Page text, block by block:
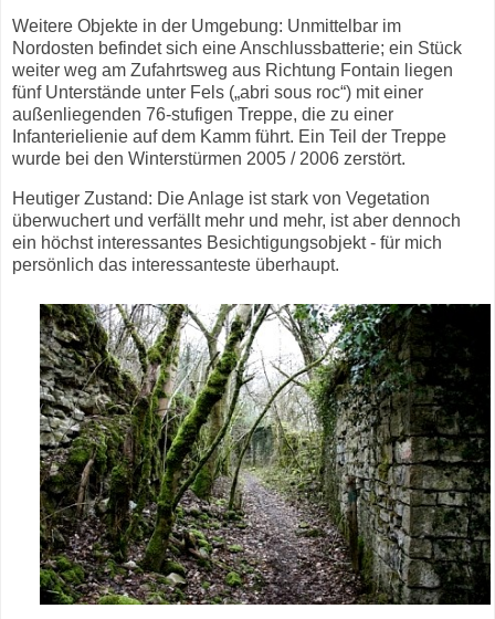
Weitere Objekte in der Umgebung: Unmittelbar im
Nordosten befindet sich eine Anschlussbatterie; ein Stück
weiter weg am Zufahrtsweg aus Richtung Fontain liegen
fünf Unterstände unter Fels („abri sous roc“) mit einer
außenliegenden 76-stufigen Treppe, die zu einer
Infanterielienie auf dem Kamm führt. Ein Teil der Treppe
wurde bei den Winterstürmen 2005 / 2006 zerstört.
Heutiger Zustand: Die Anlage ist stark von Vegetation
überwuchert und verfällt mehr und mehr, ist aber dennoch
ein höchst interessantes Besichtigungsobjekt - für mich
persönlich das interessanteste überhaupt.